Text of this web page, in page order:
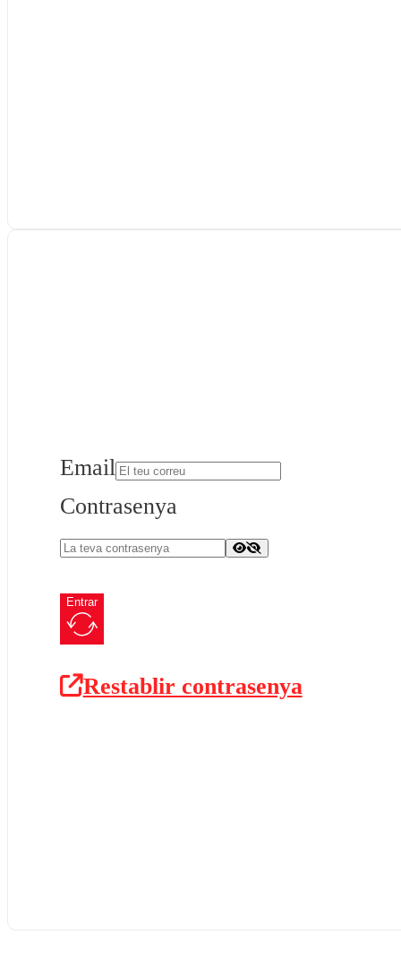
Email
Contrasenya
Entrar
Restablir contrasenya